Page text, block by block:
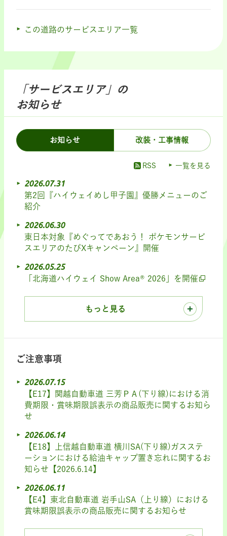
この道路のサービスエリア一覧
「サービスエリア」の
お知らせ
お知らせ 改装・工事情報
RSS 一覧を見る
2026.07.31
第2回『ハイウェイめし甲子園』優勝メニューのご
紹介
2026.06.30
東日本対象『めぐってであおう！ ポケモンサービ
スエリアのたびXキャンペーン』開催
2026.05.25
「北海道ハイウェイ Show Area® 2026」を開催
もっと見る
ご注意事項
2026.07.15
【E17】関越自動車道 三芳ＰＡ(下り線)における消
費期限・賞味期限誤表示の商品販売に関するお知ら
せ
2026.06.14
【E18】上信越自動車道 横川SA(下り線)ガスステ
ーションにおける給油キャップ置き忘れに関するお
知らせ【2026.6.14】
2026.06.11
【E4】東北自動車道 岩手山SA（上り線）における
賞味期限誤表示の商品販売に関するお知らせ